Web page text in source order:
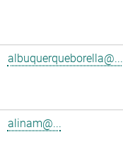
albuquerqueborella@...
alinam@...